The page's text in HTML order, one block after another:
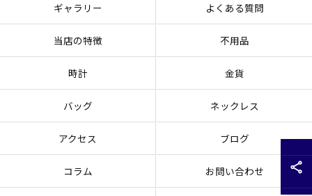
ギャラリー よくある質問
当店の特徴 不用品
時計 金貨
バッグ ネックレス
アクセス ブログ
コラム お問い合わせ